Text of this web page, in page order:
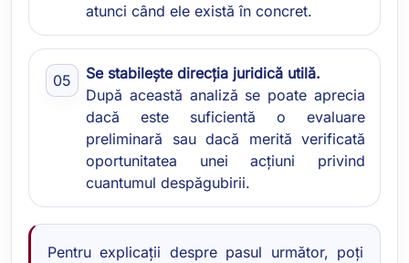
atunci când ele există în concret.
Se stabilește direcția juridică utilă.
După această analiză se poate aprecia
dacă este suficientă o evaluare
preliminară sau dacă merită verificată
oportunitatea unei acțiuni privind
cuantumul despăgubirii.
Pentru explicații despre pasul următor, poți